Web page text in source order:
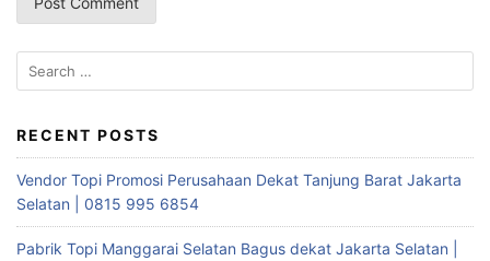
Search
for:
RECENT POSTS
Vendor Topi Promosi Perusahaan Dekat Tanjung Barat Jakarta
Selatan | 0815 995 6854
Pabrik Topi Manggarai Selatan Bagus dekat Jakarta Selatan |